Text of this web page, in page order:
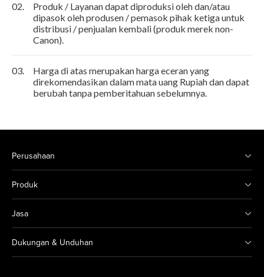
02.
Produk / Layanan dapat diproduksi oleh dan/atau
dipasok oleh produsen / pemasok pihak ketiga untuk
distribusi / penjualan kembali (produk merek non-
Canon).
03.
Harga di atas merupakan harga eceran yang
direkomendasikan dalam mata uang Rupiah dan dapat
berubah tanpa pemberitahuan sebelumnya.
Perusahaan
Produk
Jasa
Dukungan & Unduhan